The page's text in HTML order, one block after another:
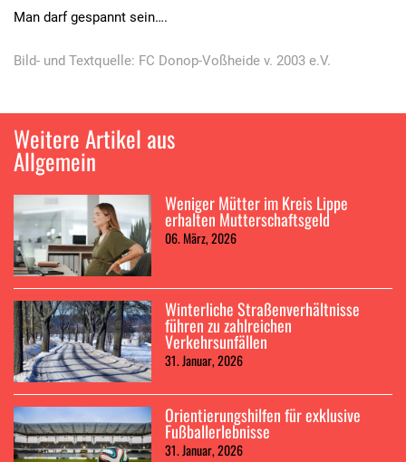
Man darf gespannt sein….
Bild- und Textquelle: FC Donop-Voßheide v. 2003 e.V.
Weitere Artikel aus
Allgemein
Weniger Mütter im Kreis Lippe
erhalten Mutterschaftsgeld
06. März, 2026
Winterliche Straßenverhältnisse
führen zu zahlreichen
Verkehrsunfällen
31. Januar, 2026
Orientierungshilfen für exklusive
Fußballerlebnisse
31. Januar, 2026